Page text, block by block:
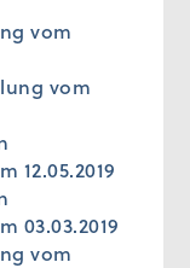
vom
vom
12.05.2019
03.03.2019
vom